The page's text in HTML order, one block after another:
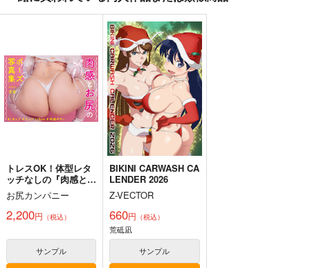
おのでら総本舗
1,540円（税込）
オリジナル メロス
黒白のアヴェスター 4
神座万象・第十四機
関
専売 3,144円（税込）
オリジナル
サンプル
カート
トレスOK！体型レタ
ッチなしの『肉感とお
尻のポーズ写真集／天
音』
お尻カンパニー
2,200円 （税込）
サンプル
BIKINI CARWASH CA
LENDER 2026
Z-VECTOR
660円 （税込）
荒砥凪
サンプル